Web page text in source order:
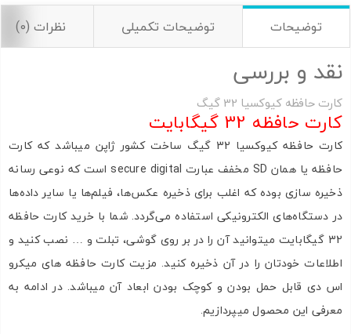
توضیحات توضیحات تکمیلی نظرات (0)
نقد و بررسی
کارت حافظه کیوکسیا 32 گیگ
کارت حافظه 32 گیگابایت
کارت حافظه کیوکسیا 32 گیگ ساخت کشور ژاپن میباشد که کارت
حافظه یا همان SD مخفف عبارت secure digital است که نوعی رسانه
ذخیره سازی بوده که اغلب برای ذخیره عکس‌ها، فیلم‌ها یا سایر داده‌ها
در دستگاه‌های الکترونیکی استفاده می‌گردد. شما با خرید کارت حافظه
32 گیگابایت میتوانید آن را در بر روی گوشی، تبلت و … نصب کنید و
اطلاعات خودتان را در آن ذخیره کنید. مزیت کارت حافظه های میکرو
اس دی قابل حمل بودن و کوچک بودن ابعاد آن میباشد. در ادامه به
معرفی این محصول میپردازیم.
ارسال به ایمیل
ارسال
به من از طریق پیامک اطلاع بده